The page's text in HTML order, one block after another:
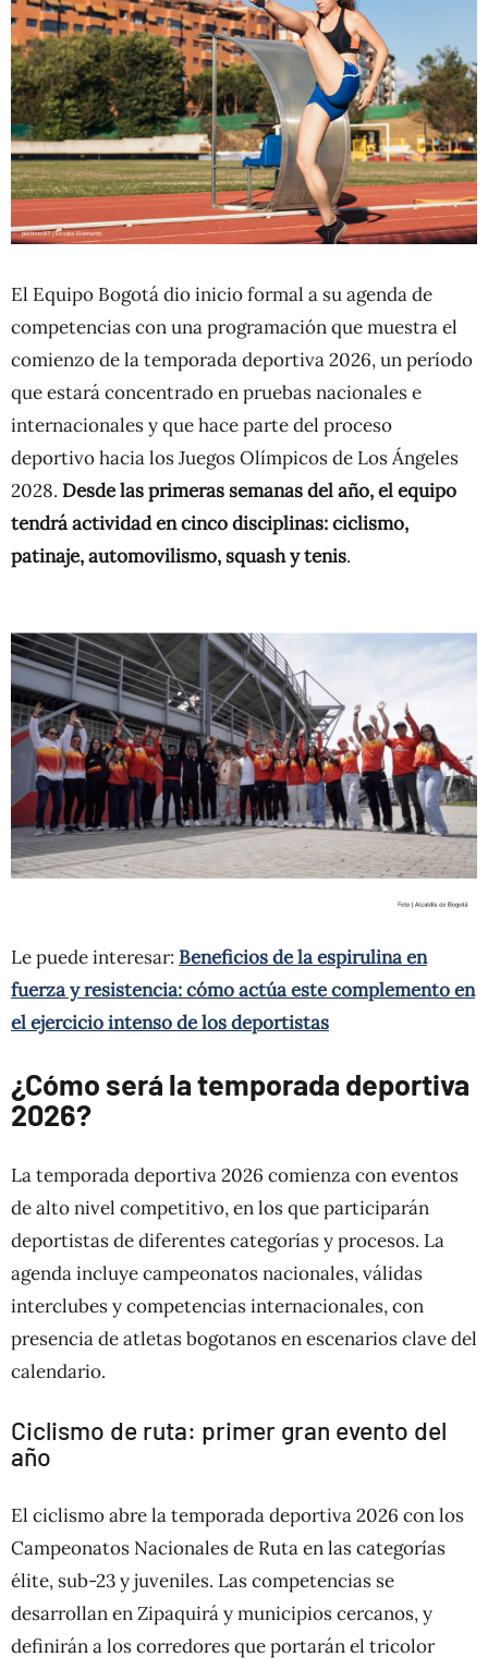
El Equipo Bogotá dio inicio formal a su agenda de
competencias con una programación que muestra el
comienzo de la temporada deportiva 2026, un período
que estará concentrado en pruebas nacionales e
internacionales y que hace parte del proceso
deportivo hacia los Juegos Olímpicos de Los Ángeles
2028. Desde las primeras semanas del año, el equipo
tendrá actividad en cinco disciplinas: ciclismo,
patinaje, automovilismo, squash y tenis.
Le puede interesar: Beneficios de la espirulina en
fuerza y resistencia: cómo actúa este complemento en
el ejercicio intenso de los deportistas
¿Cómo será la temporada deportiva
2026?
La temporada deportiva 2026 comienza con eventos
de alto nivel competitivo, en los que participarán
deportistas de diferentes categorías y procesos. La
agenda incluye campeonatos nacionales, válidas
interclubes y competencias internacionales, con
presencia de atletas bogotanos en escenarios clave del
calendario.
Ciclismo de ruta: primer gran evento del
año
El ciclismo abre la temporada deportiva 2026 con los
Campeonatos Nacionales de Ruta en las categorías
élite, sub-23 y juveniles. Las competencias se
desarrollan en Zipaquirá y municipios cercanos, y
definirán a los corredores que portarán el tricolor